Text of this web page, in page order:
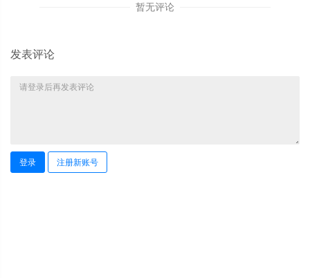
暂无评论
发表评论
登录 注册新账号